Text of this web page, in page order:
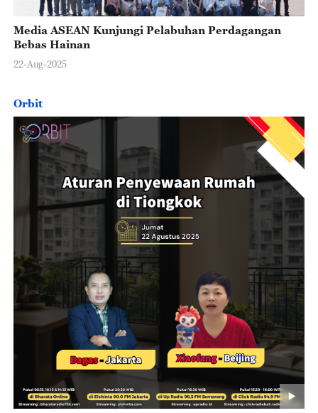
Media ASEAN Kunjungi Pelabuhan Perdagangan
Bebas Hainan
22-Aug-2025
Orbit